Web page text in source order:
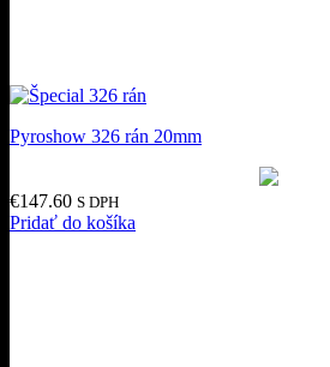
Pyroshow 326 rán 20mm
€147.60 S DPH
Pridať do košíka